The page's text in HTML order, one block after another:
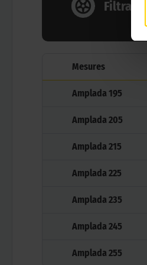
Filtrar
Mesures
Amplada 195
Amplada 205
Amplada 215
Amplada 225
Amplada 235
Amplada 245
Amplada 255